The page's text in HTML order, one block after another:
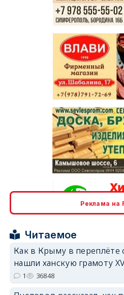
Реклама на
Читаемое
Как в Крыму в переплёте
нашли ханскую грамоту
1 36848